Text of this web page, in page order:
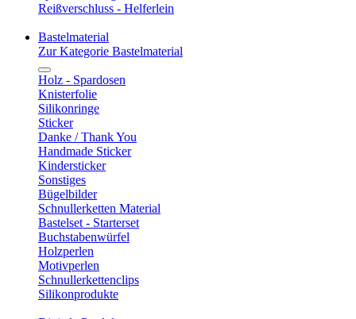
Reißverschluss - Helferlein
Bastelmaterial
Zur Kategorie Bastelmaterial
Holz - Spardosen
Knisterfolie
Silikonringe
Sticker
Danke / Thank You
Handmade Sticker
Kindersticker
Sonstiges
Bügelbilder
Schnullerketten Material
Bastelset - Starterset
Buchstabenwürfel
Holzperlen
Motivperlen
Schnullerkettenclips
Silikonprodukte